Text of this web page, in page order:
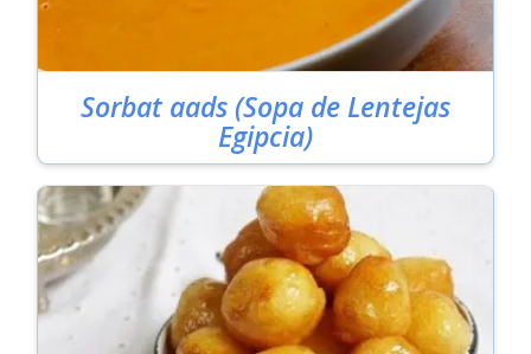
Sorbat aads (Sopa de Lentejas
Egipcia)